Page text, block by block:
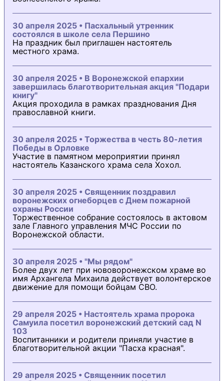
30 апреля 2025 • Пасхальный утренник
состоялся в школе села Першино
На праздник был приглашен настоятель
местного храма.
30 апреля 2025 • В Воронежской епархии
завершилась благотворительная акция "Подари
книгу"
Акция проходила в рамках празднования Дня
православной книги.
30 апреля 2025 • Торжества в честь 80-летия
Победы в Орловке
Участие в памятном мероприятии принял
настоятель Казанского храма села Хохол.
30 апреля 2025 • Священник поздравил
воронежских огнеборцев с Днем пожарной
охраны России
Торжественное собрание состоялось в актовом
зале Главного управления МЧС России по
Воронежской области.
30 апреля 2025 • "Мы рядом"
Более двух лет при нововоронежском храме во
имя Архангела Михаила действует волонтерское
движение для помощи бойцам СВО.
29 апреля 2025 • Настоятель храма пророка
Самуила посетил воронежский детский сад N
103
Воспитанники и родители приняли участие в
благотворительной акции "Пасха красная".
29 апреля 2025 • Священник посетил